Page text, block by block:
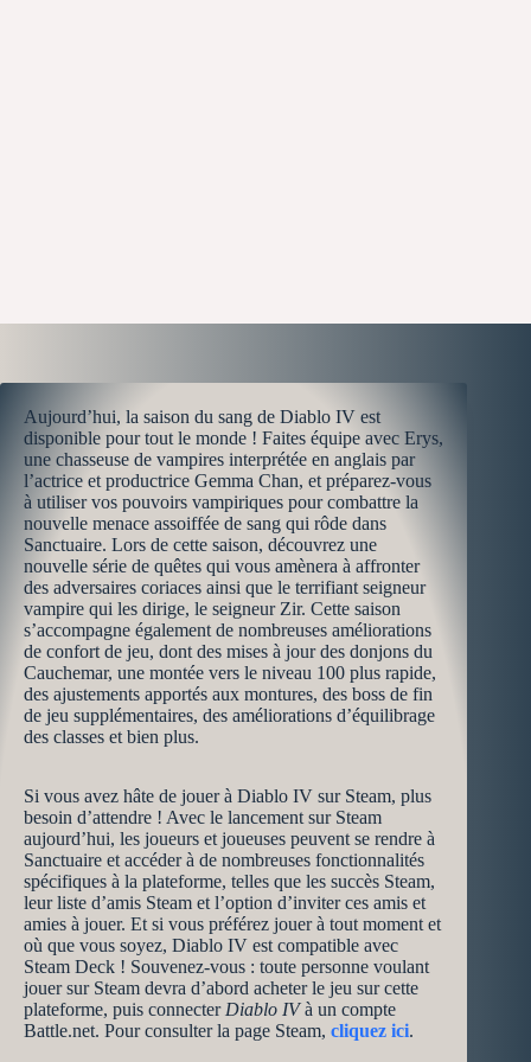
Aujourd’hui, la saison du sang de Diablo IV est
disponible pour tout le monde ! Faites équipe avec Erys,
une chasseuse de vampires interprétée en anglais par
l’actrice et productrice Gemma Chan, et préparez-vous
à utiliser vos pouvoirs vampiriques pour combattre la
nouvelle menace assoiffée de sang qui rôde dans
Sanctuaire. Lors de cette saison, découvrez une
nouvelle série de quêtes qui vous amènera à affronter
des adversaires coriaces ainsi que le terrifiant seigneur
vampire qui les dirige, le seigneur Zir. Cette saison
s’accompagne également de nombreuses améliorations
de confort de jeu, dont des mises à jour des donjons du
Cauchemar, une montée vers le niveau 100 plus rapide,
des ajustements apportés aux montures, des boss de fin
de jeu supplémentaires, des améliorations d’équilibrage
des classes et bien plus.
Si vous avez hâte de jouer à Diablo IV sur Steam, plus
besoin d’attendre ! Avec le lancement sur Steam
aujourd’hui, les joueurs et joueuses peuvent se rendre à
Sanctuaire et accéder à de nombreuses fonctionnalités
spécifiques à la plateforme, telles que les succès Steam,
leur liste d’amis Steam et l’option d’inviter ces amis et
amies à jouer. Et si vous préférez jouer à tout moment et
où que vous soyez, Diablo IV est compatible avec
Steam Deck ! Souvenez-vous : toute personne voulant
jouer sur Steam devra d’abord acheter le jeu sur cette
plateforme, puis connecter Diablo IVà un compte
Battle.net. Pour consulter la page Steam, cliquez ici.